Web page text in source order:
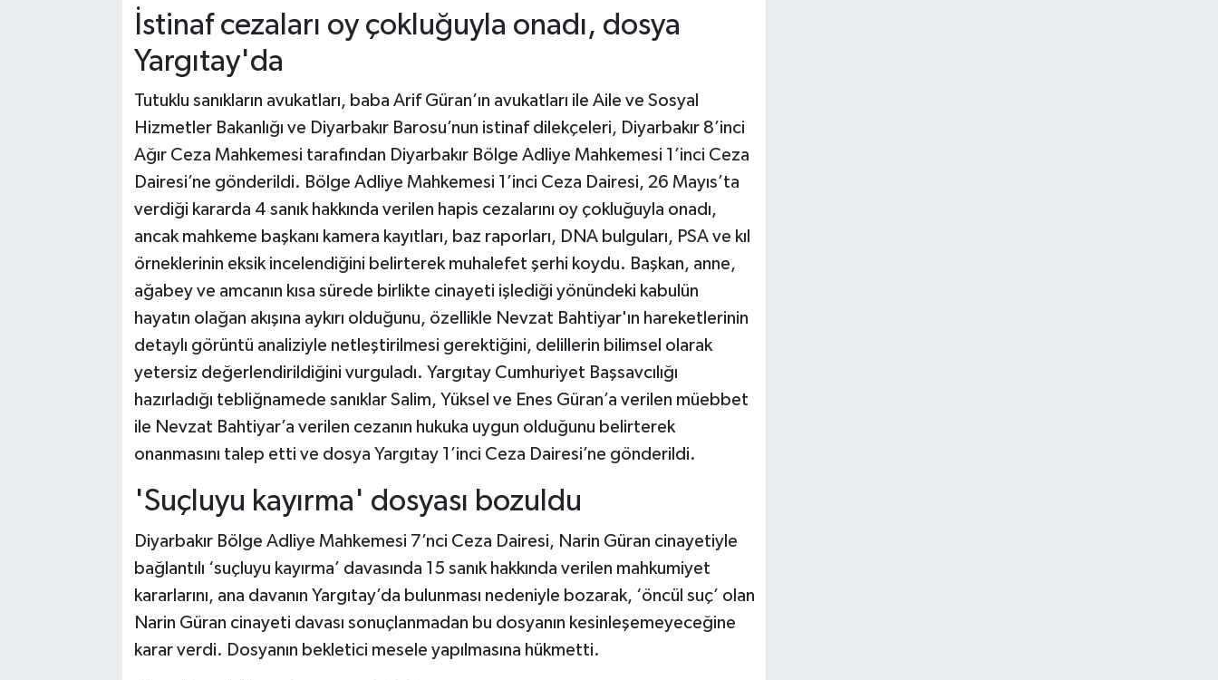
İstinaf cezaları oy çokluğuyla onadı, dosya
Yargıtay'da
Tutuklu sanıkların avukatları, baba Arif Güran’ın avukatları ile Aile ve Sosyal
Hizmetler Bakanlığı ve Diyarbakır Barosu’nun istinaf dilekçeleri, Diyarbakır 8’inci
Ağır Ceza Mahkemesi tarafından Diyarbakır Bölge Adliye Mahkemesi 1’inci Ceza
Dairesi’ne gönderildi. Bölge Adliye Mahkemesi 1’inci Ceza Dairesi, 26 Mayıs’ta
verdiği kararda 4 sanık hakkında verilen hapis cezalarını oy çokluğuyla onadı,
ancak mahkeme başkanı kamera kayıtları, baz raporları, DNA bulguları, PSA ve kıl
örneklerinin eksik incelendiğini belirterek muhalefet şerhi koydu. Başkan, anne,
ağabey ve amcanın kısa sürede birlikte cinayeti işlediği yönündeki kabulün
hayatın olağan akışına aykırı olduğunu, özellikle Nevzat Bahtiyar'ın hareketlerinin
detaylı görüntü analiziyle netleştirilmesi gerektiğini, delillerin bilimsel olarak
yetersiz değerlendirildiğini vurguladı. Yargıtay Cumhuriyet Başsavcılığı
hazırladığı tebliğnamede sanıklar Salim, Yüksel ve Enes Güran’a verilen müebbet
ile Nevzat Bahtiyar’a verilen cezanın hukuka uygun olduğunu belirterek
onanmasını talep etti ve dosya Yargıtay 1’inci Ceza Dairesi’ne gönderildi.
'Suçluyu kayırma' dosyası bozuldu
Diyarbakır Bölge Adliye Mahkemesi 7’nci Ceza Dairesi, Narin Güran cinayetiyle
bağlantılı ‘suçluyu kayırma’ davasında 15 sanık hakkında verilen mahkumiyet
kararlarını, ana davanın Yargıtay’da bulunması nedeniyle bozarak, ‘öncül suç’ olan
Narin Güran cinayeti davası sonuçlanmadan bu dosyanın kesinleşemeyeceğine
karar verdi. Dosyanın bekletici mesele yapılmasına hükmetti.